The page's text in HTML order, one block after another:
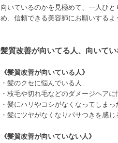
向いているのかを見極めて、一人ひ
め、信頼できる美容師にお願いするよ
髪質改善が向いてる人、向いてい
《髪質改善が向いている人》
・髪のクセに悩んでいる人
・枝毛や切れ毛などのダメージヘアに
・髪にハリやコシがなくなってしまっ
・髪にツヤがなくなりパサつきを感じ
《髪質改善が向いていない人》